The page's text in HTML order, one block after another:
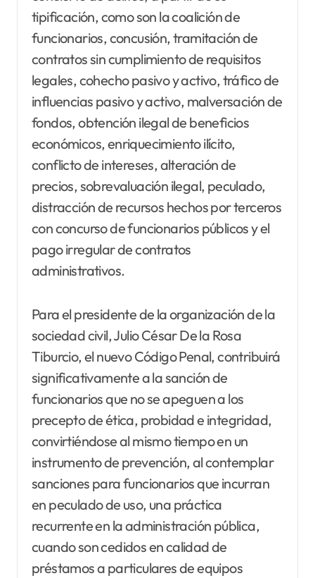
tipificación, como son la coalición de
funcionarios, concusión, tramitación de
contratos sin cumplimiento de requisitos
legales, cohecho pasivo y activo, tráfico de
influencias pasivo y activo, malversación de
fondos, obtención ilegal de beneficios
económicos, enriquecimiento ilícito,
conflicto de intereses, alteración de
precios, sobrevaluación ilegal, peculado,
distracción de recursos hechos por terceros
con concurso de funcionarios públicos y el
pago irregular de contratos
administrativos.
Para el presidente de la organización de la
sociedad civil, Julio César De la Rosa
Tiburcio, el nuevo Código Penal, contribuirá
significativamente a la sanción de
funcionarios que no se apeguen a los
precepto de ética, probidad e integridad,
convirtiéndose al mismo tiempo en un
instrumento de prevención, al contemplar
sanciones para funcionarios que incurran
en peculado de uso, una práctica
recurrente en la administración pública,
cuando son cedidos en calidad de
préstamos a particulares de equipos